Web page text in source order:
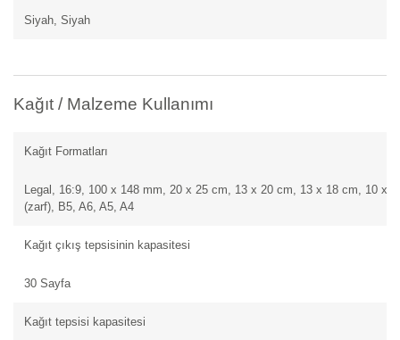
Siyah, Siyah
Kağıt / Malzeme Kullanımı
Kağıt Formatları
Legal, 16:9, 100 x 148 mm, 20 x 25 cm, 13 x 20 cm, 13 x 18 cm, 10 x
(zarf), B5, A6, A5, A4
Kağıt çıkış tepsisinin kapasitesi
30 Sayfa
Kağıt tepsisi kapasitesi